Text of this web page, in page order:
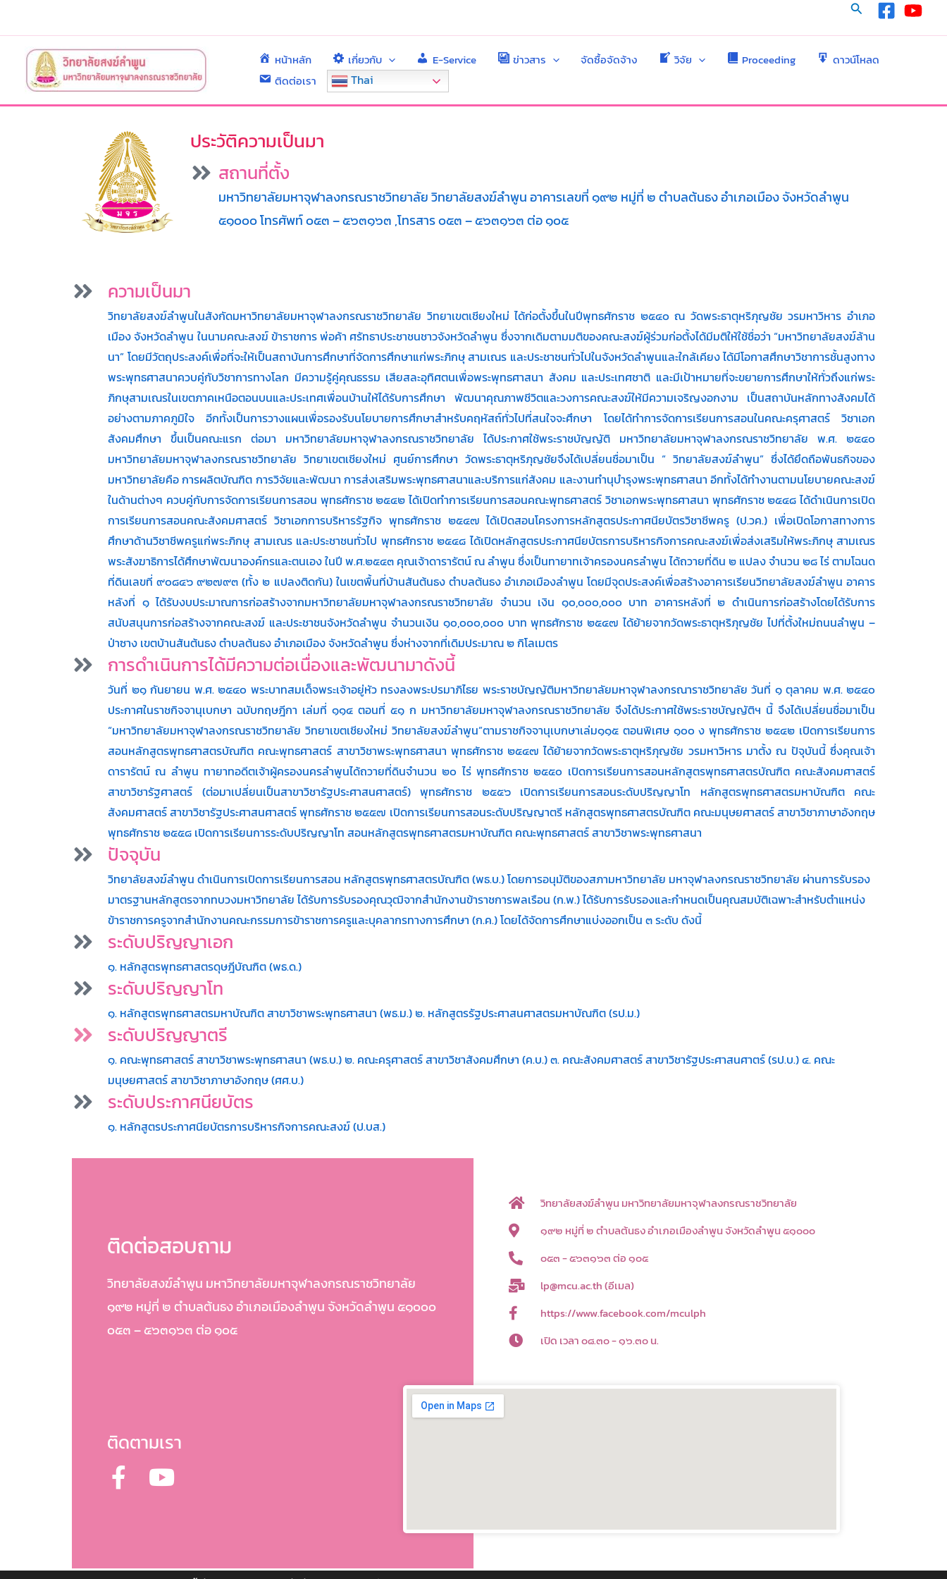
content
Search
หน้าหลัก เกี่ยวกับ E-Service ข่าวสาร จัดซื้อจัดจ้าง วิจัย Proceeding
ดาวน์โหลด
ติดต่อเรา
Thai
ประวัติความเป็นมา
สถานที่ตั้ง
มหาวิทยาลัยมหาจุฬาลงกรณราชวิทยาลัย วิทยาลัยสงฆ์ลำพูน อาคารเลขที่ ๑๙๒ หมู่ที่ ๒ ตำบลต้นธง อำเภอเมือง จังหวัดลำพูน
๕๑๐๐๐ โทรศัพท์ ๐๕๓ – ๕๖๓๑๖๓ ,โทรสาร ๐๕๓ – ๕๖๓๑๖๓ ต่อ ๑๐๕
ความเป็นมา
วิทยาลัยสงฆ์ลำพูนในสังกัดมหาวิทยาลัยมหาจุฬาลงกรณราชวิทยาลัย วิทยาเขตเชียงใหม่ ได้ก่อตั้งขึ้นในปีพุทธศักราช ๒๕๔๐ ณ วัดพระธาตุหริภุญชัย วรมหาวิหาร อำเภอ
เมือง จังหวัดลำพูน ในนามคณะสงฆ์ ข้าราชการ พ่อค้า ศรัทธาประชาชนชาวจังหวัดลำพูน ซึ่งจากเดิมตามมติของคณะสงฆ์ผู้ร่วมก่อตั้งได้มีมติให้ใช้ชื่อว่า “มหาวิทยาลัยสงฆ์ล้าน
นา” โดยมีวัตถุประสงค์เพื่อที่จะให้เป็นสถาบันการศึกษาที่จัดการศึกษาแก่พระภิกษุ สามเณร และประชาชนทั่วไปในจังหวัดลำพูนและใกล้เคียง ได้มีโอกาสศึกษาวิชาการชั้นสูงทาง
พระพุทธศาสนาควบคู่กับวิชาการทางโลก มีความรู้คู่คุณธรรม เสียสละอุทิศตนเพื่อพระพุทธศาสนา สังคม และประเทศชาติ และมีเป้าหมายที่จะขยายการศึกษาให้ทั่วถึงแก่พระ
ภิกษุสามเณรในเขตภาคเหนือตอนบนและประเทศเพื่อนบ้านให้ได้รับการศึกษา พัฒนาคุณภาพชีวิตและวงการคณะสงฆ์ให้มีความเจริญงอกงาม เป็นสถาบันหลักทางสังคมได้
อย่างตามภาคภูมิใจ อีกทั้งเป็นการวางแผนเพื่อรองรับนโยบายการศึกษาสำหรับคฤหัสถ์ทั่วไปที่สนใจจะศึกษา โดยได้ทำการจัดการเรียนการสอนในคณะครุศาสตร์ วิชาเอก
สังคมศึกษา ขึ้นเป็นคณะแรก ต่อมา มหาวิทยาลัยมหาจุฬาลงกรณราชวิทยาลัย ได้ประกาศใช้พระราชบัญญัติ มหาวิทยาลัยมหาจุฬาลงกรณราชวิทยาลัย พ.ศ. ๒๕๔๐
มหาวิทยาลัยมหาจุฬาลงกรณราชวิทยาลัย วิทยาเขตเชียงใหม่ ศูนย์การศึกษา วัดพระธาตุหริภุญชัยจึงได้เปลี่ยนชื่อมาเป็น “ วิทยาลัยสงฆ์ลำพูน” ซึ่งได้ยึดถือพันธกิจของ
มหาวิทยาลัยคือ การผลิตบัณฑิต การวิจัยและพัฒนา การส่งเสริมพระพุทธศาสนาและบริการแก่สังคม และงานทำนุบำรุงพระพุทธศาสนา อีกทั้งได้ทำงานตามนโยบายคณะสงฆ์
ในด้านต่างๆ ควบคู่กับการจัดการเรียนการสอน พุทธศักราช ๒๕๔๒ ได้เปิดทำการเรียนการสอนคณะพุทธศาสตร์ วิชาเอกพระพุทธศาสนา พุทธศักราช ๒๕๔๘ ได้ดำเนินการเปิด
การเรียนการสอนคณะสังคมศาสตร์ วิชาเอกการบริหารรัฐกิจ พุทธศักราช ๒๕๔๗ ได้เปิดสอนโครงการหลักสูตรประกาศนียบัตรวิชาชีพครู (ป.วค.) เพื่อเปิดโอกาสทางการ
ศึกษาด้านวิชาชีพครูแก่พระภิกษุ สามเณร และประชาชนทั่วไป พุทธศักราช ๒๕๔๘ ได้เปิดหลักสูตรประกาศนียบัตรการบริหารกิจการคณะสงฆ์เพื่อส่งเสริมให้พระภิกษุ สามเณร
พระสังฆาธิการได้ศึกษาพัฒนาองค์กรและตนเอง ในปี พ.ศ.๒๕๔๓ คุณเจ้าดารารัตน์ ณ ลำพูน ซึ่งเป็นทายาทเจ้าครองนครลำพูน ได้ถวายที่ดิน ๒ แปลง จำนวน ๒๘ ไร่ ตามโฉนด
ที่ดินเลขที่ ๙๐๘๔๖ ๙๒๗๙๓ (ทั้ง ๒ แปลงติดกัน) ในเขตพื้นที่บ้านสันต้นธง ตำบลต้นธง อำเภอเมืองลำพูน โดยมีจุดประสงค์เพื่อสร้างอาคารเรียนวิทยาลัยสงฆ์ลำพูน อาคาร
หลังที่ ๑ ได้รับงบประมาณการก่อสร้างจากมหาวิทยาลัยมหาจุฬาลงกรณราชวิทยาลัย จำนวน เงิน ๑๐,๐๐๐,๐๐๐ บาท อาคารหลังที่ ๒ ดำเนินการก่อสร้างโดยได้รับการ
สนับสนุนการก่อสร้างจากคณะสงฆ์ และประชาชนจังหวัดลำพูน จำนวนเงิน ๑๐,๐๐๐,๐๐๐ บาท พุทธศักราช ๒๕๔๗ ได้ย้ายจากวัดพระธาตุหริภุญชัย ไปที่ตั้งใหม่ถนนลำพูน –
ป่าซาง เขตบ้านสันต้นธง ตำบลต้นธง อำเภอเมือง จังหวัดลำพูน ซึ่งห่างจากที่เดิมประมาณ ๒ กิโลเมตร
การดำเนินการได้มีความต่อเนื่องและพัฒนามาดังนี้​
วันที่ ๒๑ กันยายน พ.ศ. ๒๕๔๐ พระบาทสมเด็จพระเจ้าอยู่หัว ทรงลงพระปรมาภิไธย พระราชบัญญัติมหาวิทยาลัยมหาจุฬาลงกรณาราชวิทยาลัย วันที่ ๑ ตุลาคม พ.ศ. ๒๕๔๐
ประกาศในราชกิจจานุเบกษา ฉบับกฤษฎีกา เล่มที่ ๑๑๔ ตอนที่ ๕๑ ก มหาวิทยาลัยมหาจุฬาลงกรณราชวิทยาลัย จึงได้ประกาศใช้พระราชบัญญัติฯ นี้ จึงได้เปลี่ยนชื่อมาเป็น
“มหาวิทยาลัยมหาจุฬาลงกรณราชวิทยาลัย วิทยาเขตเชียงใหม่ วิทยาลัยสงฆ์ลำพูน”ตามราชกิจจานุเบกษาเล่ม๑๑๕ ตอนพิเศษ ๑๐๐ ง พุทธศักราช ๒๕๔๒ เปิดการเรียนการ
สอนหลักสูตรพุทธศาสตรบัณฑิต คณะพุทธศาสตร์ สาขาวิชาพระพุทธศาสนา พุทธศักราช ๒๕๔๗ ได้ย้ายจากวัดพระธาตุหริภุญชัย วรมหาวิหาร มาตั้ง ณ ปัจุบันนี้ ซึ่งคุณเจ้า
ดารารัตน์ ณ ลำพูน ทายาทอดีตเจ้าผู้ครองนครลำพูนได้ถวายที่ดินจำนวน ๒๐ ไร่ พุทธศักราช ๒๕๕๐ เปิดการเรียนการสอนหลักสูตรพุทธศาสตรบัณฑิต คณะสังคมศาสตร์
สาขาวิชารัฐศาสตร์ (ต่อมาเปลี่ยนเป็นสาขาวิชารัฐประศาสนศาสตร์) พุทธศักราช ๒๕๕๖ เปิดการเรียนการสอนระดับปริญญาโท หลักสูตรพุทธศาสตรมหาบัณฑิต คณะ
สังคมศาสตร์ สาขาวิชารัฐประศาสนศาสตร์ พุทธศักราช ๒๕๕๗ เปิดการเรียนการสอนระดับปริญญาตรี หลักสูตรพุทธศาสตรบัณฑิต คณะมนุษยศาสตร์ สาขาวิชาภาษาอังกฤษ
พุทธศักราช ๒๕๕๘ เปิดการเรียนการระดับปริญญาโท สอนหลักสูตรพุทธศาสตรมหาบัณฑิต คณะพุทธศาสตร์ สาขาวิชาพระพุทธศาสนา
ปัจจุบัน
วิทยาลัยสงฆ์ลำพูน ดำเนินการเปิดการเรียนการสอน หลักสูตรพุทธศาสตรบัณฑิต (พธ.บ.) โดยการอนุมัติของสภามหาวิทยาลัย มหาจุฬาลงกรณราชวิทยาลัย ผ่านการรับรอง
มาตรฐานหลักสูตรจากทบวงมหาวิทยาลัย ได้รับการรับรองคุณวุฒิจากสำนักงานข้าราชการพลเรือน (ก.พ.) ได้รับการรับรองและกำหนดเป็นคุณสมบัติเฉพาะสำหรับตำแหน่ง
ข้าราชการครูจากสำนักงานคณะกรรมการข้าราชการครูและบุคลากรทางการศึกษา (ก.ค.) โดยได้จัดการศึกษาแบ่งออกเป็น ๓ ระดับ ดังนี้
ระดับปริญญาเอก
๑. หลักสูตรพุทธศาสตรดุษฎีบัณฑิต (พธ.ด.)
ระดับปริญญาโท
๑. หลักสูตรพุทธศาสตรมหาบัณฑิต สาขาวิชาพระพุทธศาสนา (พธ.ม.) ๒. หลักสูตรรัฐประศาสนศาสตรมหาบัณฑิต (รป.ม.)
ระดับปริญญาตรี
๑. คณะพุทธศาสตร์ สาขาวิชาพระพุทธศาสนา (พธ.บ.) ๒. คณะครุศาสตร์ สาขาวิชาสังคมศึกษา (ค.บ.) ๓. คณะสังคมศาสตร์ สาขาวิชารัฐประศาสนศาตร์ (รป.บ.) ๔. คณะ
มนุษยศาสตร์ สาขาวิชาภาษาอังกฤษ (ศศ.บ.)
ระดับประกาศนียบัตร
๑. หลักสูตรประกาศนียบัตรการบริหารกิจการคณะสงฆ์ (ป.บส.)
ติดต่อสอบถาม
วิทยาลัยสงฆ์ลำพูน มหาวิทยาลัยมหาจุฬาลงกรณราชวิทยาลัย
๑๙๒ หมู่ที่ ๒ ตำบลต้นธง อำเภอเมืองลำพูน จังหวัดลำพูน ๕๑๐๐๐
๐๕๓ – ๕๖๓๑๖๓ ต่อ ๑๐๕
ติดตามเรา
F
a
c
o
Y
o
b
วิทยาลัยสงฆ์ลำพูน มหาวิทยาลัยมหาจุฬาลงกรณราชวิทยาลัย
๑๙๒ หมู่ที่ ๒ ตำบลต้นธง อำเภอเมืองลำพูน จังหวัดลำพูน ๕๑๐๐๐
๐๕๓ - ๕๖๓๑๖๓ ต่อ ๑๐๕
lp@mcu.ac.th (อีเมล)
https://www.facebook.com/mculph
เปิด เวลา ๐๘.๓๐ - ๑๖.๓๐ น.